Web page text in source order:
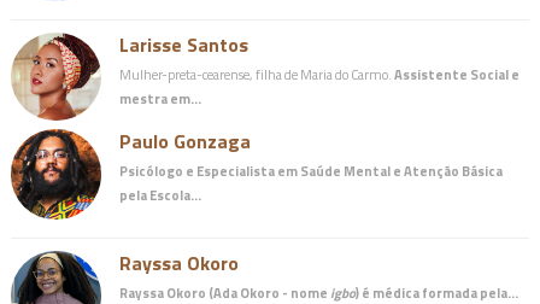
Larisse Santos
Mulher-preta-cearense, filha de Maria do Carmo.Assistente Social e
mestra em…
Paulo Gonzaga
Psicólogo e Especialista em Saúde Mental e Atenção Básica
pela Escola…
Rayssa Okoro
Rayssa Okoro (Ada Okoro - nome igbo) é médicaformada pela…